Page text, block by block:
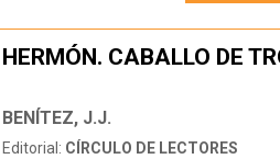
HERMÓN. CABALLO DE
BENÍTEZ, J.J.
Editorial: CÍRCULO DE LECTORES